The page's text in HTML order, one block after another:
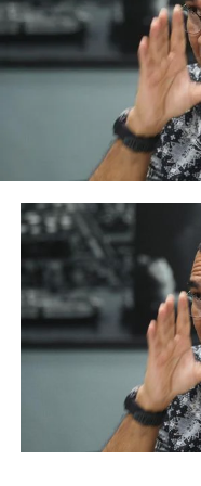
manajemen,
pada reduction emisi.
“Apabila mereka
berikan insentif dari
rendah,” kata David.
David menambahkan
akan memberikan
ekonomi.
“Menurut studi, PDB
lapangan pekerjaan
2045, makanya ini